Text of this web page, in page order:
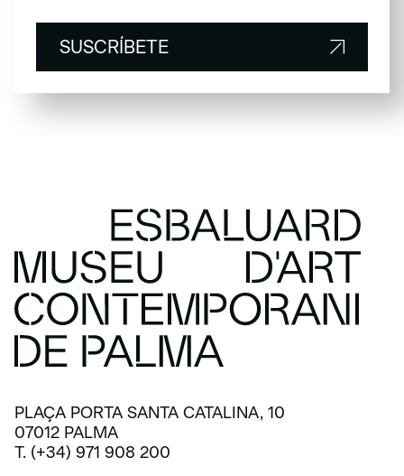
SUSCRÍBETE
SUSCRÍBETE
PLAÇA PORTA SANTA CATALINA, 10
07012 PALMA
T. (+34) 971 908 200